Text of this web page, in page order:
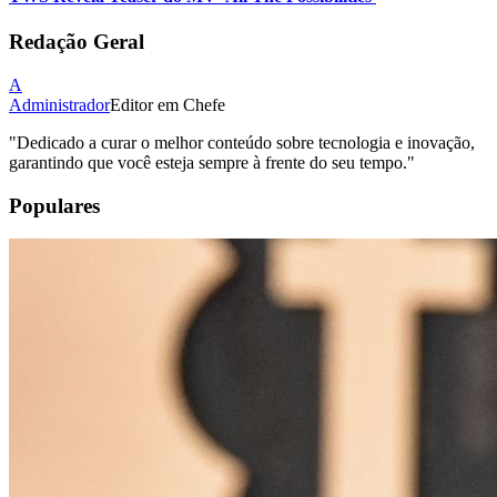
Redação Geral
A
AdministradorEditor em Chefe
"Dedicado a curar o melhor conteúdo sobre tecnologia e inovação,
garantindo que você esteja sempre à frente do seu tempo."
Populares